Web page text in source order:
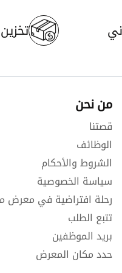
تخزين
من نحن
قصتنا
الوظائف
الشروط والأحكام
سياسة الخصوصية
رحلة افتراضية في معرض
تتبع الطلب
بريد الموظفين
حدد مكان المعرض